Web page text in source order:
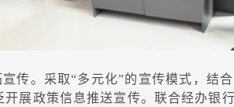
。采取“多元化”的宣传模式，结
开展政策信息推送宣传。联合经办银